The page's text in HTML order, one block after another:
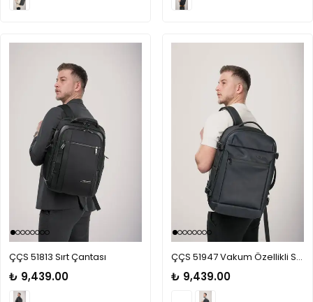
ÇÇS 51813 Sırt Çantası
₺ 9,439.00
ÇÇS 51947 Vakum Özellikli Sırt Seyahat Çantası
₺ 9,439.00